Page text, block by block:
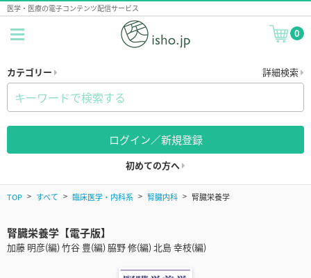
医学・医療の電子コンテンツ配信サービス
0
カテゴリー 詳細検索
ログイン／新規登録
初めての方へ
TOP すべて 臨床医学・内科系 腎臓内科 腎臓栄養学
腎臓栄養学【電子版】
加藤 明彦(編) 竹谷 豊(編) 脇野 修(編) 北島 幸枝(編)